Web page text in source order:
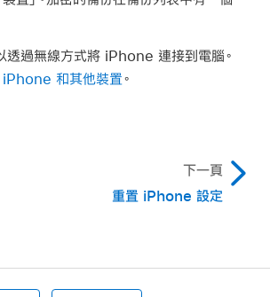
透過無線方式將 iPhone 連接到電腦。
iPhone 和其他裝置。
下一頁
重置 iPhone 設定